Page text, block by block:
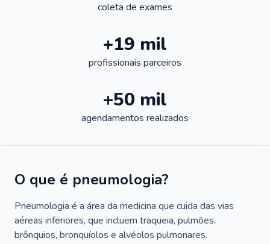
coleta de exames
+19 mil
profissionais parceiros
+50 mil
agendamentos realizados
O que é pneumologia?
Pneumologia é a área da medicina que cuida das vias
aéreas inferiores, que incluem traqueia, pulmões,
brônquios, bronquíolos e alvéolos pulmonares.